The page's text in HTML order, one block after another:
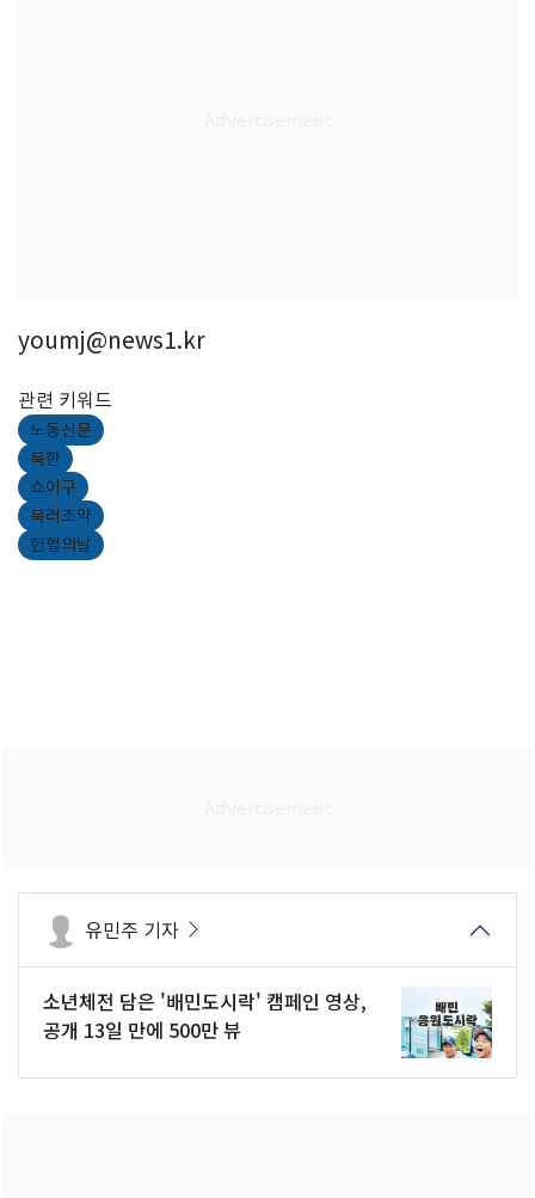
youmj@news1.kr
관련 키워드
노동신문
북한
쇼이구
북러조약
헌혈의날
유민주 기자
소년체전 담은 '배민도시락' 캠페인 영상,
공개 13일 만에 500만 뷰